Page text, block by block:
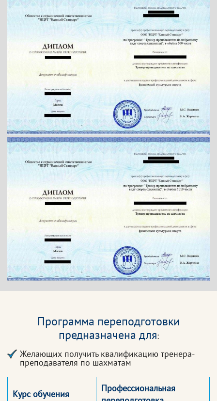
Программа переподготовки
предназначена для:
Желающих получить квалификацию тренера-
преподавателя по шахматам
Курс обучения
Профессиональная